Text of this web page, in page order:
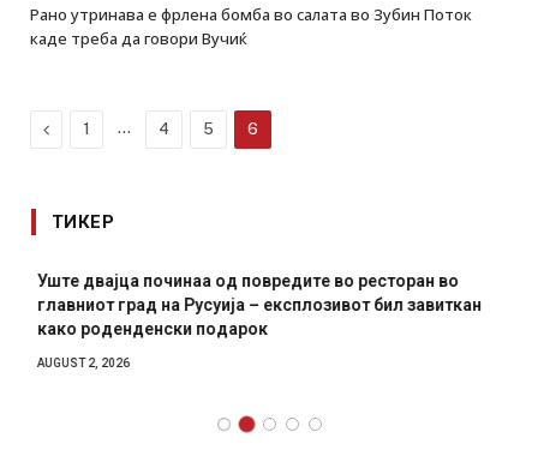
Рано утринава е фрлена бомба во салата во Зубин Поток
каде треба да говори Вучиќ
Previous
1 … 4 5 6
ТИКЕР
Уште двајца починаа од повредите во ресторан во
главниот град на Русуија – експлозивот бил завиткан
како роденденски подарок
AUGUST 2, 2026